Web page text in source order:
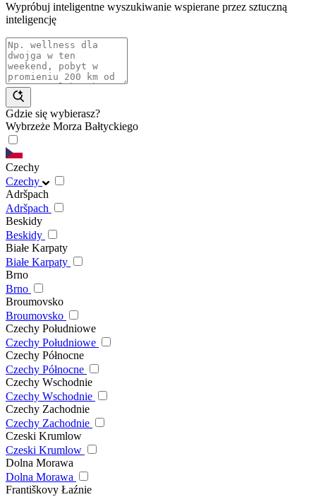
Wypróbuj inteligentne wyszukiwanie wspierane przez sztuczną
inteligencję
Gdzie się wybierasz?
Wybrzeże Morza Bałtyckiego
Czechy
Czechy
Adršpach
Adršpach
Beskidy
Beskidy
Białe Karpaty
Białe Karpaty
Brno
Brno
Broumovsko
Broumovsko
Czechy Południowe
Czechy Południowe
Czechy Północne
Czechy Północne
Czechy Wschodnie
Czechy Wschodnie
Czechy Zachodnie
Czechy Zachodnie
Czeski Krumlow
Czeski Krumlow
Dolna Morawa
Dolna Morawa
Františkovy Łaźnie